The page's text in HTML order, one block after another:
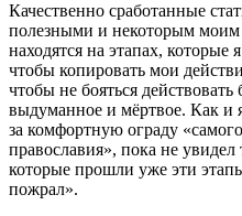
Качественно сработанные
полезными и некоторым моим
находятся на этапах,
чтобы копировать мои
чтобы не бояться действовать
выдуманное и мёртвое. Как и
за комфортную ограду
православия», пока не
которые прошли уже эти
пожрал».